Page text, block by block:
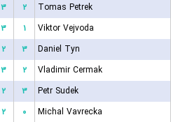
۳ ۲
Tomas Petrek
۳ ۱
Viktor Vejvoda
۲ ۳
Daniel Tyn
۳ ۲
Vladimir Cermak
۲ ۳
Petr Sudek
۲ ۰
Michal Vavrecka